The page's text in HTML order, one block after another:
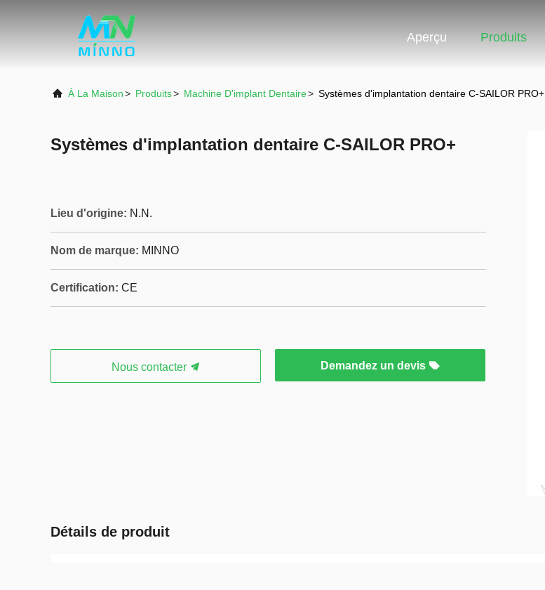
Aperçu Produits
À La Maison> Produits> Machine D'implant Dentaire> Systèmes d'implantation dentaire C-SAILOR PRO+
Systèmes d'implantation dentaire C-SAILOR PRO+
Lieu d'origine: N.N.
Nom de marque: MINNO
Certification: CE
Nous contacter Demandez un devis
Détails de produit